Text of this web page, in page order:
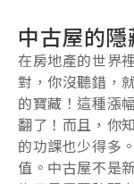
中古屋的隱
在房地產的世界
對，你沒聽錯，
的寶藏！這種漲
翻了！而且，你
的功課也少得多
值。中古屋不是